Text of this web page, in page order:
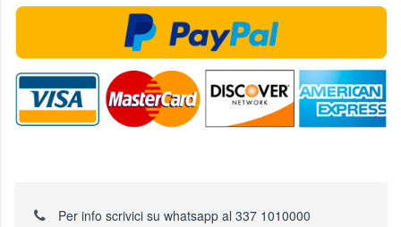
Per info scrivici su whatsapp al 337 1010000